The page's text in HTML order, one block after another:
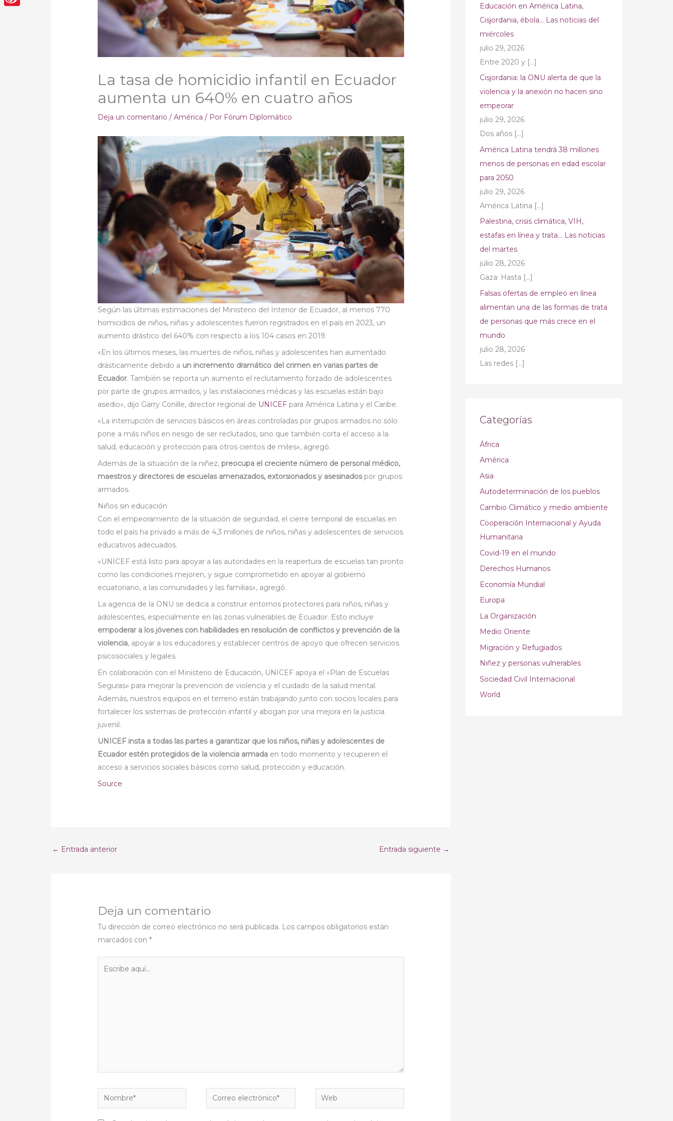
La tasa de homicidio infantil en Ecuador
aumenta un 640% en cuatro años
Deja un comentario /América / Por Fórum Diplomático
Según las últimas estimaciones del Ministerio del Interior de Ecuador, al menos 770
homicidios de niños, niñas y adolescentes fueron registrados en el país en 2023, un
aumento drástico del 640% con respecto a los 104 casos en 2019.
«En los últimos meses, las muertes de niños, niñas y adolescentes han aumentado
drásticamente debido a un incremento dramático del crimen en varias partes de
Ecuador. También se reporta un aumento el reclutamiento forzado de adolescentes
por parte de grupos armados, y las instalaciones médicas y las escuelas están bajo
asedio», dijo Garry Conille, director regional de UNICEF para América Latina y el Caribe.
«La interrupción de servicios básicos en áreas controladas por grupos armados no sólo
pone a más niños en riesgo de ser reclutados, sino que también corta el acceso a la
salud, educación y protección para otros cientos de miles», agregó.
Además de la situación de la niñez, preocupa el creciente número de personal médico,
maestros y directores de escuelas amenazados, extorsionados y asesinadospor grupos
armados.
Niños sin educación
Con el empeoramiento de la situación de seguridad, el cierre temporal de escuelas en
todo el país ha privado a más de 4,3 millones de niños, niñas y adolescentes de servicios
educativos adecuados.
«UNICEF está listo para apoyar a las autoridades en la reapertura de escuelas tan pronto
como las condiciones mejoren, y sigue comprometido en apoyar al gobierno
ecuatoriano, a las comunidades y las familias», agregó.
La agencia de la ONU se dedica a construir entornos protectores para niños, niñas y
adolescentes, especialmente en las zonas vulnerables de Ecuador. Esto incluye
empoderar a los jóvenes con habilidades en resolución de conflictos y prevención de la
violencia, apoyar a los educadores y establecer centros de apoyo que ofrecen servicios
psicosociales y legales.
En colaboración con el Ministerio de Educación, UNICEF apoya el «Plan de Escuelas
Seguras» para mejorar la prevención de violencia y el cuidado de la salud mental.
Además, nuestros equipos en el terreno están trabajando junto con socios locales para
fortalecer los sistemas de protección infantil y abogan por una mejora en la justicia
juvenil.
UNICEF insta a todas las partes a garantizar que los niños, niñas y adolescentes de
Ecuador estén protegidos de la violencia armada en todo momento y recuperen el
acceso a servicios sociales básicos como salud, protección y educación.
Source
← Entrada anterior Entrada siguiente →
Deja un comentario
Tu dirección de correo electrónico no será publicada. Los campos obligatorios están
marcados con*
Nombre*
Correo
electrónico*
Web
Educación en América Latina,
Cisjordania, ébola… Las noticias del
miércoles
julio 29, 2026
Entre 2020 y […]
Cisjordania: la ONU alerta de que la
violencia y la anexión no hacen sino
empeorar
julio 29, 2026
Dos años […]
América Latina tendrá 38 millones
menos de personas en edad escolar
para 2050
julio 29, 2026
América Latina […]
Palestina, crisis climática, VIH,
estafas en línea y trata… Las noticias
del martes
julio 28, 2026
Gaza: Hasta […]
Falsas ofertas de empleo en línea
alimentan una de las formas de trata
de personas que más crece en el
mundo
julio 28, 2026
Las redes […]
Categorías
África
América
Asia
Autodeterminación de los pueblos
Cambio Climático y medio ambiente
Cooperación Internacional y Ayuda
Humanitaria
Covid-19 en el mundo
Derechos Humanos
Economía Mundial
Europa
La Organización
Medio Oriente
Migración y Refugiados
Niñez y personas vulnerables
Sociedad Civil Internacional
World